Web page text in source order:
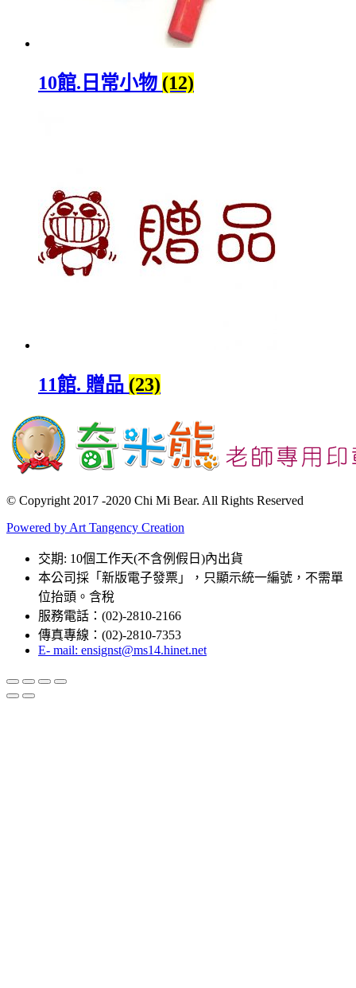
10館.日常小物 (12)
11館. 贈品 (23)
© Copyright 2017 -2020 Chi Mi Bear. All Rights Reserved
Powered by Art Tangency Creation
交期: 10個工作天(不含例假日)內出貨
本公司採「新版電子發票」，只顯示統一編號，不需單
位抬頭。含稅
服務電話：(02)-2810-2166
傳真專線：(02)-2810-7353
E- mail: ensignst@ms14.hinet.net